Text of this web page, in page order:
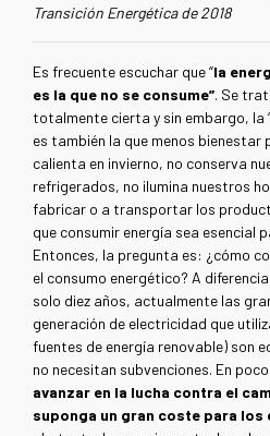
Transición Energética de 2018
Es frecuente escuchar que “la
es la que no se consume”. Se
totalmente cierta y sin embargo, la
es también la que menos bienestar
calienta en invierno, no conserva
refrigerados, no ilumina nuestros
fabricar o a transportar los
que consumir energía sea esencial
Entonces, la pregunta es: ¿cómo
el consumo energético? A
solo diez años, actualmente las
generación de electricidad que
fuentes de energía renovable) son
no necesitan subvenciones. En
avanzar en la lucha contra el
suponga un gran coste para los